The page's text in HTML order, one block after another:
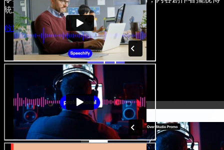
統束縛，讓各種點子通通落地。
啟動 Studio